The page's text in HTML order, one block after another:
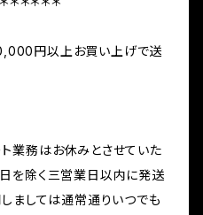
円以上お買い上げで送
業務はお休みとさせていた
を除く三営業日以内に発送
しましては通常通りいつでも